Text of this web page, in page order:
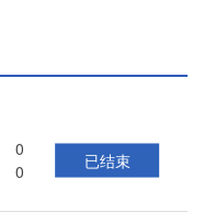
0
0
已结束